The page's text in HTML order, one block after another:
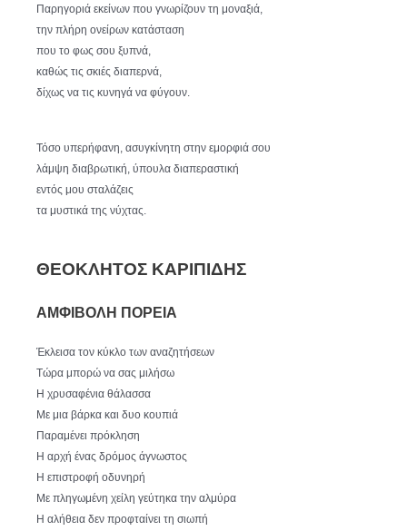
Παρηγοριά εκείνων που γνωρίζουν τη μοναξιά,
την πλήρη ονείρων κατάσταση
που το φως σου ξυπνά,
καθώς τις σκιές διαπερνά,
δίχως να τις κυνηγά να φύγουν.
Τόσο υπερήφανη, ασυγκίνητη στην εμορφιά σου
λάμψη διαβρωτική, ύπουλα διαπεραστική
εντός μου σταλάζεις
τα μυστικά της νύχτας.
ΘΕΟΚΛΗΤΟΣ ΚΑΡΙΠΙΔΗΣ
ΑΜΦΙΒΟΛΗ ΠΟΡΕΙΑ
Έκλεισα τον κύκλο των αναζητήσεων
Τώρα μπορώ να σας μιλήσω
Η χρυσαφένια θάλασσα
Με μια βάρκα και δυο κουπιά
Παραμένει πρόκληση
Η αρχή ένας δρόμος άγνωστος
Η επιστροφή οδυνηρή
Με πληγωμένη χείλη γεύτηκα την αλμύρα
Η αλήθεια δεν προφταίνει τη σιωπή